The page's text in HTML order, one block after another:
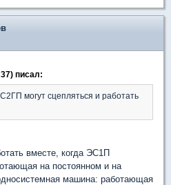
писал:
могут сцепляться и работать
вместе, когда ЭС1П
на постоянном и на
машина: работающая